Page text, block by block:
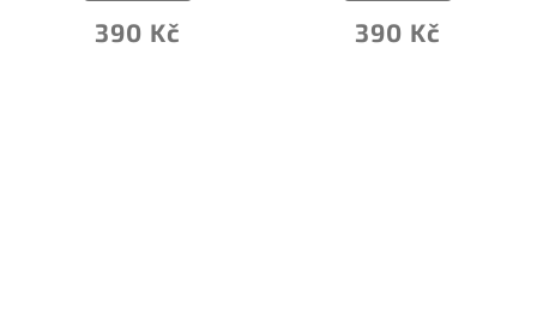
390 Kč 390 Kč